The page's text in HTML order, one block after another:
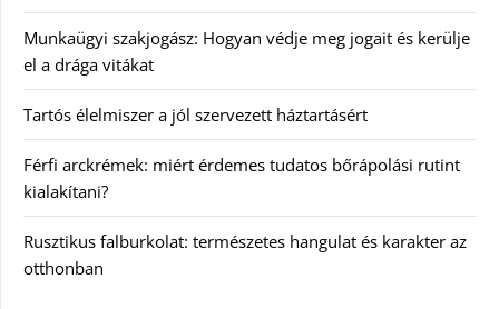
Munkaügyi szakjogász: Hogyan védje meg jogait és kerülje
el a drága vitákat
Tartós élelmiszer a jól szervezett háztartásért
Férfi arckrémek: miért érdemes tudatos bőrápolási rutint
kialakítani?
Rusztikus falburkolat: természetes hangulat és karakter az
otthonban